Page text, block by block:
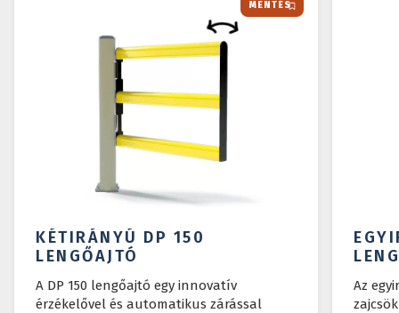
MENTÉS
KÉTIRÁNYÚ DP 150
LENGŐAJTÓ
A DP 150 lengőajtó egy innovatív
érzékelővel és automatikus zárással
Az